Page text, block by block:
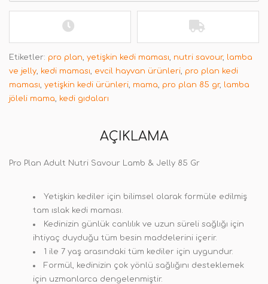
Etiketler: pro plan, yetişkin kedi maması, nutri savour, lamba
ve jelly, kedi maması, evcil hayvan ürünleri, pro plan kedi
maması, yetişkin kedi ürünleri, mama, pro plan 85 gr, lamba
jöleli mama, kedi gıdaları
AÇIKLAMA
Pro Plan Adult Nutri Savour Lamb & Jelly 85 Gr
Yetişkin kediler için bilimsel olarak formüle edilmiş
tam ıslak kedi maması.
Kedinizin günlük canlılık ve uzun süreli sağlığı için
ihtiyaç duyduğu tüm besin maddelerini içerir.
1 ile 7 yaş arasındaki tüm kediler için uygundur.
Formül, kedinizin çok yönlü sağlığını desteklemek
için uzmanlarca dengelenmiştir.